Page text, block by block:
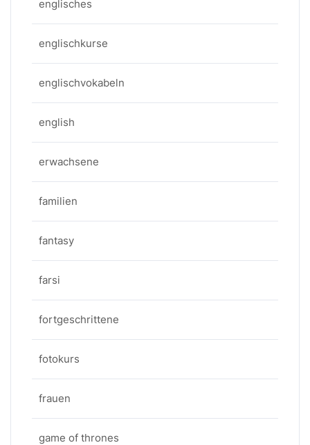
englisches
englischkurse
englischvokabeln
english
erwachsene
familien
fantasy
farsi
fortgeschrittene
fotokurs
frauen
game of thrones